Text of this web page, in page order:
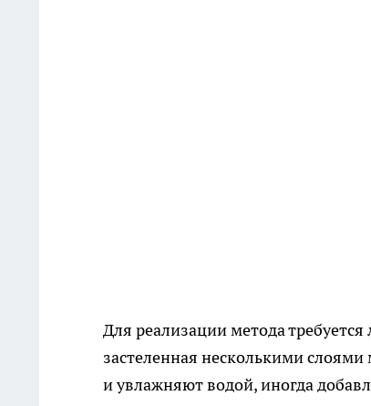
Для реализации метода
застеленная несколькими
и увлажняют водой, иногда